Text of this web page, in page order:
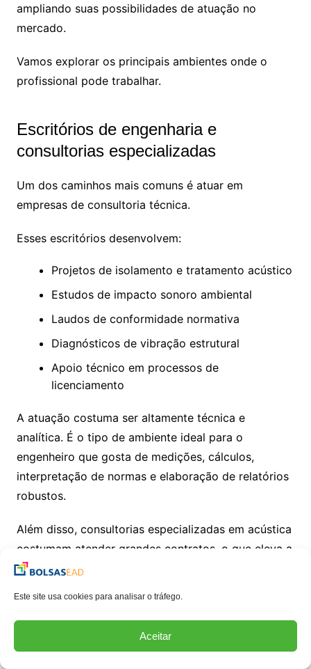
Este site usa cookies para analisar o tráfego.
Aceitar
ampliando suas possibilidades de atuação no
mercado.
Vamos explorar os principais ambientes onde o
profissional pode trabalhar.
Escritórios de engenharia e
consultorias especializadas
Um dos caminhos mais comuns é atuar em
empresas de consultoria técnica.
Esses escritórios desenvolvem:
Projetos de isolamento e tratamento acústico
Estudos de impacto sonoro ambiental
Laudos de conformidade normativa
Diagnósticos de vibração estrutural
Apoio técnico em processos de
licenciamento
A atuação costuma ser altamente técnica e
analítica. É o tipo de ambiente ideal para o
engenheiro que gosta de medições, cálculos,
interpretação de normas e elaboração de relatórios
robustos.
Além disso, consultorias especializadas em acústica
costumam atender grandes contratos, o que eleva a
complexidade — e a valorização profissional.
Construtoras e incorporadoras
Com o aumento das exigências de desempenho em